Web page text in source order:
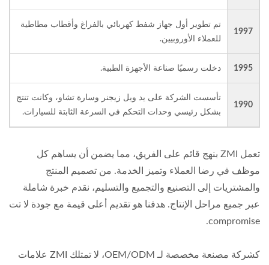
1997
تم تطوير أول جهاز شفط كهربائي بالفراغ وأقطاب مطاطية
للعملاء الأوروبيين.
1995 دخلت رسميًا صناعة الأجهزة الطبية.
1990
تأسست الشركة على يد ويل زيجنر وسارة تشاو، وكانت تنتج
بشكل رئيسي وحدات التحكم في السرعة الثابتة للسيارات.
تعمل ZMI بنهج قائم على الفريق، مما يضمن أن يساهم كل
موظف في رضا العملاء وتميز الخدمة. من تصميم المنتج
والمشتريات إلى التصنيع والتجميع والتسليم، نقدم خبرة شاملة
عبر جميع مراحل الإنتاج. هدفنا هو تقديم أعلى قيمة مع جودة لا تت
compromise.
كشركة مصنعة مخصصة لـ OEM/ODM، لا تمتلك ZMI علامات